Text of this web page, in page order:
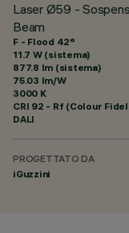
Laser Ø59 -
Beam
F - Flood 42°
11.7 W (sistema)
877.8 lm (sistema)
75.03 lm/W
3000 K
CRI 92 - Rf (Colour
DALI
PROGETTATO DA
iGuzzini